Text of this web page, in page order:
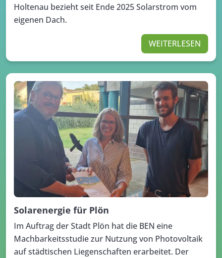
Holtenau bezieht seit Ende 2025 Solarstrom vom
eigenen Dach.
WEITERLESEN
Solarenergie für Plön
Im Auftrag der Stadt Plön hat die BEN eine
Machbarkeitsstudie zur Nutzung von Photovoltaik
auf städtischen Liegenschaften erarbeitet. Der